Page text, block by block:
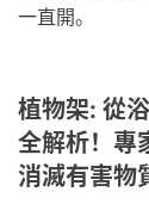
一直開。
植物架: 從
全解析！專
消滅有害物